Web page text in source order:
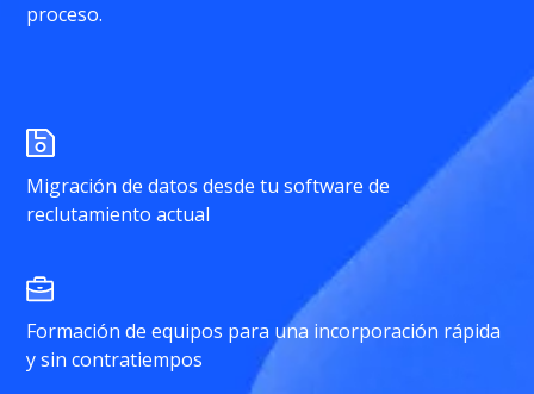
proceso.
Migración de datos desde tu software de
reclutamiento actual
Formación de equipos para una incorporación rápida
y sin contratiempos